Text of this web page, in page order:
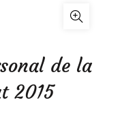
de la
2015